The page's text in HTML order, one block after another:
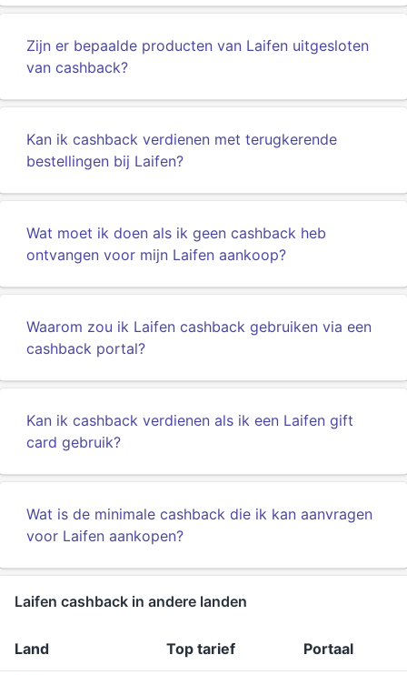
Zijn er bepaalde producten van Laifen uitgesloten
van cashback?
Kan ik cashback verdienen met terugkerende
bestellingen bij Laifen?
Wat moet ik doen als ik geen cashback heb
ontvangen voor mijn Laifen aankoop?
Waarom zou ik Laifen cashback gebruiken via een
cashback portal?
Kan ik cashback verdienen als ik een Laifen gift
card gebruik?
Wat is de minimale cashback die ik kan aanvragen
voor Laifen aankopen?
Laifen cashback in andere landen
Land Top tarief Portaal